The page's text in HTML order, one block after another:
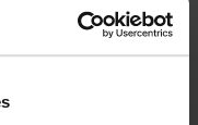
- hellgrün